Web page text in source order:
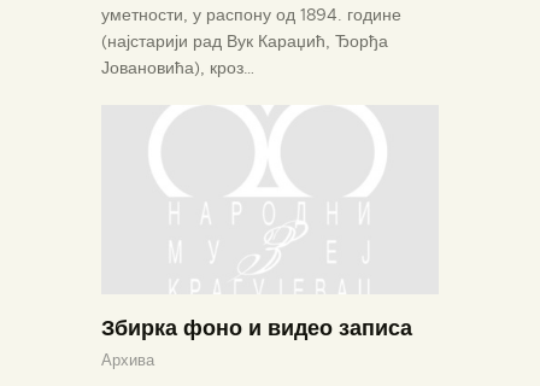
уметности, у распону од 1894. године
(најстарији рад Вук Караџић, Ђорђа
Јовановића), кроз…
Збирка фоно и видео записа
Архива